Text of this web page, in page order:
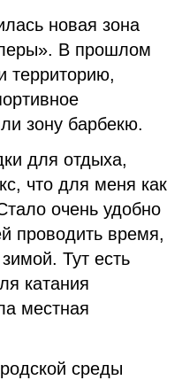
новая зона
В прошлом
территорию,
зону барбекю.
для отдыха,
что для меня как
очень удобно
проводить время,
Тут есть
катания
местная
среды